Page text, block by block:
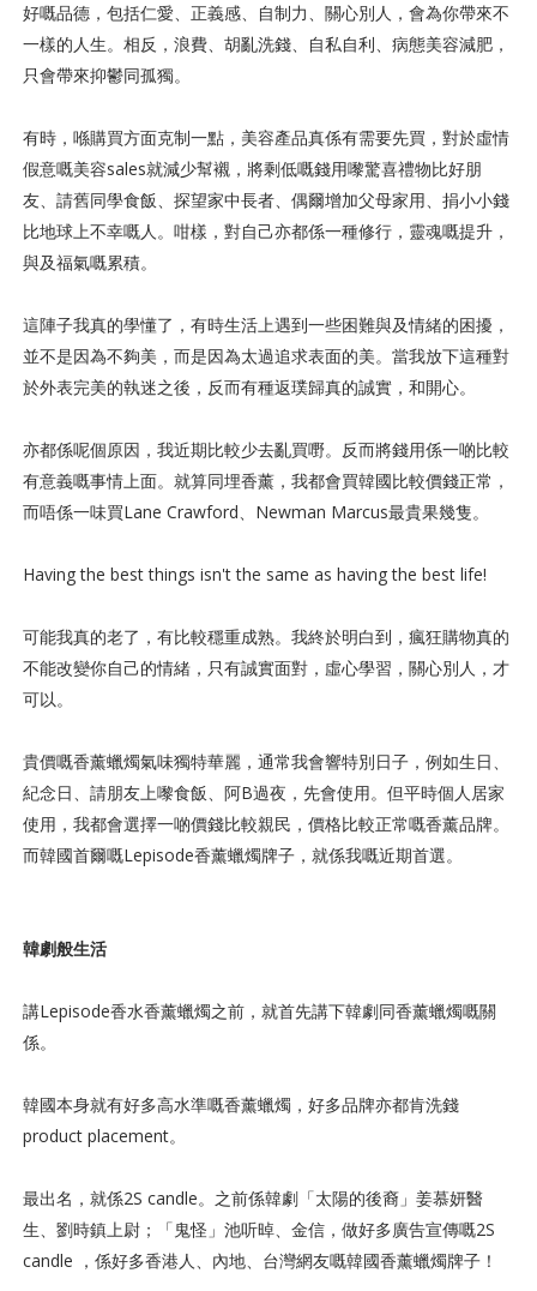
好嘅品德，包括仁愛、正義感、自制力、關心別人，會為你帶來不
一樣的人生。相反，浪費、胡亂洗錢、自私自利、病態美容減肥，
只會帶來抑鬱同孤獨。
有時，喺購買方面克制一點，美容產品真係有需要先買，對於虛情
假意嘅美容sales就減少幫襯，將剩低嘅錢用嚟驚喜禮物比好朋
友、請舊同學食飯、探望家中長者、偶爾增加父母家用、捐小小錢
比地球上不幸嘅人。咁樣，對自己亦都係一種修行，靈魂嘅提升，
與及福氣嘅累積。
這陣子我真的學懂了，有時生活上遇到一些困難與及情緒的困擾，
並不是因為不夠美，而是因為太過追求表面的美。當我放下這種對
於外表完美的執迷之後，反而有種返璞歸真的誠實，和開心。
亦都係呢個原因，我近期比較少去亂買嘢。反而將錢用係一啲比較
有意義嘅事情上面。就算同埋香薰，我都會買韓國比較價錢正常，
而唔係一味買Lane Crawford、Newman Marcus最貴果幾隻。
Having the best things isn't the same as having the best life!
可能我真的老了，有比較穩重成熟。我終於明白到，瘋狂購物真的
不能改變你自己的情緒，只有誠實面對，虛心學習，關心別人，才
可以。
貴價嘅香薰蠟燭氣味獨特華麗，通常我會響特別日子，例如生日、
紀念日、請朋友上嚟食飯、阿B過夜，先會使用。但平時個人居家
使用，我都會選擇一啲價錢比較親民，價格比較正常嘅香薰品牌。
而韓國首爾嘅Lepisode香薰蠟燭牌子，就係我嘅近期首選。
韓劇般生活
講Lepisode香水香薰蠟燭之前，就首先講下韓劇同香薰蠟燭嘅關
係。
韓國本身就有好多高水準嘅香薰蠟燭，好多品牌亦都肯洗錢
product placement。
最出名，就係2S candle。之前係韓劇「太陽的後裔」姜慕妍醫
生、劉時鎮上尉；「鬼怪」 池听晫、金信， 做好多廣告宣傳嘅2S
candle ，係好多香港人、內地、台灣網友嘅韓國香薰蠟燭牌子！